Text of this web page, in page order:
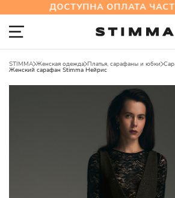
ДОСТУПНА ОПЛАТА
STIMMA Женская одежда Платья, сарафаны и юбки
Женский сарафан Stimma Нейрис